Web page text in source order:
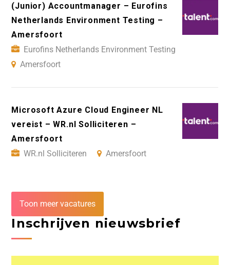
(Junior) Accountmanager – Eurofins
Netherlands Environment Testing –
Amersfoort
Eurofins Netherlands Environment Testing
Amersfoort
Microsoft Azure Cloud Engineer NL
vereist – WR.nl Solliciteren –
Amersfoort
WR.nl Solliciteren
Amersfoort
Toon meer vacatures
Inschrijven nieuwsbrief